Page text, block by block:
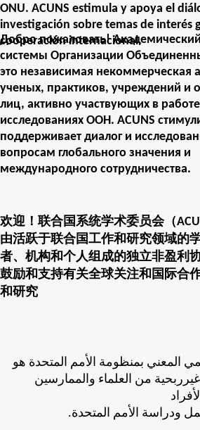
ONU. ACUNS estimula y apoya el
investigación sobre temas de interés
cooperación internacional.
Добро пожаловать!
системы Организации
это независимая некоммерческая
ученых, практиков, учреждений и
лиц, активно участвующих в
исследованиях ООН. ACUNS
поддерживает диалог и
вопросам глобального значения и
международного сотрудничества.
欢迎！联合国系统学术委员会（
由活跃于联合国工作和研究领域的
者、机构和个人组成的独立非盈利
鼓励和支持有关全球关注和国际合
和研究
المعني بمنظومة الأمم المتحدة هو
من العلماء والممارسين
ودراسة الأمم المتحدة